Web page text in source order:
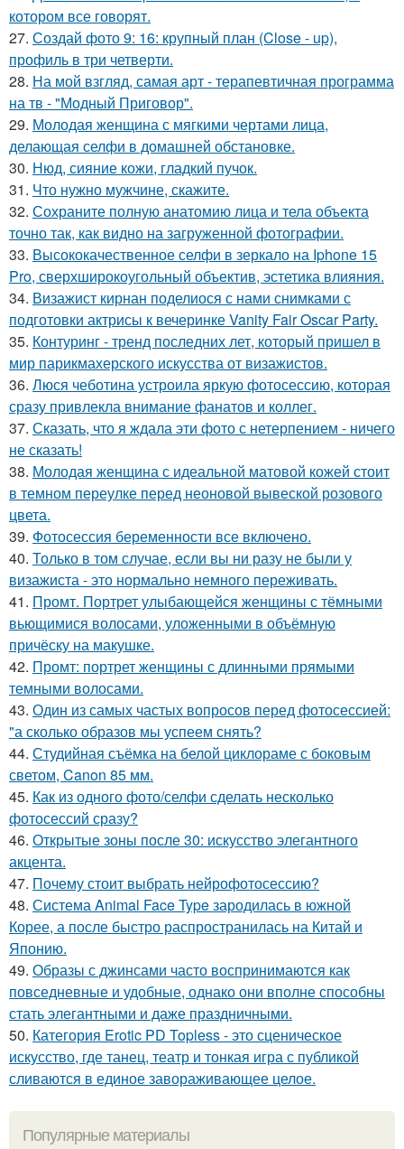
котором все говорят.
27. Создай фото 9: 16: крупный план (Close - up),
профиль в три четверти.
28. На мой взгляд, самая арт - терапевтичная программа
на тв - "Модный Приговор".
29. Молодая женщина с мягкими чертами лица,
делающая селфи в домашней обстановке.
30. Нюд, сияние кожи, гладкий пучок.
31. Что нужно мужчине, скажите.
32. Сохраните полную анатомию лица и тела объекта
точно так, как видно на загруженной фотографии.
33. Высококачественное селфи в зеркало на Iphone 15
Pro, сверхширокоугольный объектив, эстетика влияния.
34. Визажист кирнан поделиося с нами снимками с
подготовки актрисы к вечеринке Vanity Fair Oscar Party.
35. Контуринг - тренд последних лет, который пришел в
мир парикмахерского искусства от визажистов.
36. Люся чеботина устроила яркую фотосессию, которая
сразу привлекла внимание фанатов и коллег.
37. Сказать, что я ждала эти фото с нетерпением - ничего
не сказать!
38. Молодая женщина с идеальной матовой кожей стоит
в темном переулке перед неоновой вывеской розового
цвета.
39. Фотосессия беременности все включено.
40. Только в том случае, если вы ни разу не были у
визажиста - это нормально немного переживать.
41. Промт. Портрет улыбающейся женщины с тёмными
вьющимися волосами, уложенными в объёмную
причёску на макушке.
42. Промт: портрет женщины с длинными прямыми
темными волосами.
43. Один из самых частых вопросов перед фотосессией:
"а сколько образов мы успеем снять?
44. Студийная съёмка на белой циклораме с боковым
светом, Canon 85 мм.
45. Как из одного фото/селфи сделать несколько
фотосессий сразу?
46. Открытые зоны после 30: искусство элегантного
акцента.
47. Почему стоит выбрать нейрофотосессию?
48. Система Animal Face Type зародилась в южной
Корее, а после быстро распространилась на Китай и
Японию.
49. Образы с джинсами часто воспринимаются как
повседневные и удобные, однако они вполне способны
стать элегантными и даже праздничными.
50. Категория Erotic PD Topless - это сценическое
искусство, где танец, театр и тонкая игра с публикой
сливаются в единое завораживающее целое.
Популярные материалы